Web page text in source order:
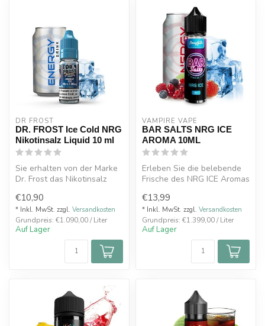
DR FROST
DR. FROST Ice Cold NRG
Nikotinsalz Liquid 10 ml
Sie erhalten von der Marke
Dr. Frost das Nikotinsalz
Cold...
€10,90
* Inkl. MwSt. zzgl. Versandkosten
Grundpreis: €1.090,00 / Liter
Auf Lager
VAMPIRE VAPE
BAR SALTS NRG ICE
AROMA 10ML
Erleben Sie die belebende
Frische des NRG ICE Aromas
Va...
€13,99
* Inkl. MwSt. zzgl. Versandkosten
Grundpreis: €1.399,00 / Liter
Auf Lager